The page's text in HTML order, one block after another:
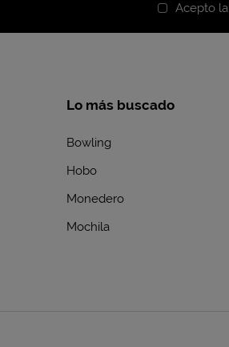
Acepto la
Lo más buscado
Bowling
Hobo
Monedero
Mochila